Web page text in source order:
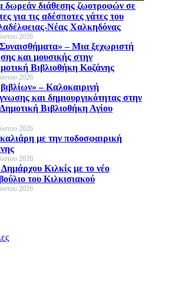
δωρεάν διάθεσης ζωοτροφών σε
για τις αδέσποτες γάτες του
Νέας Χαλκηδόνας
2026
– Μια ξεχωριστή
και μουσικής στην
Βιβλιοθήκη Κοζάνης
2026
– Καλοκαιρινή
και δημιουργικότητας στην
Βιβλιοθήκη Αγίου
2026
με την ποδοσφαιρική
2026
Κιλκίς με το νέο
του Κιλκισιακού
2026